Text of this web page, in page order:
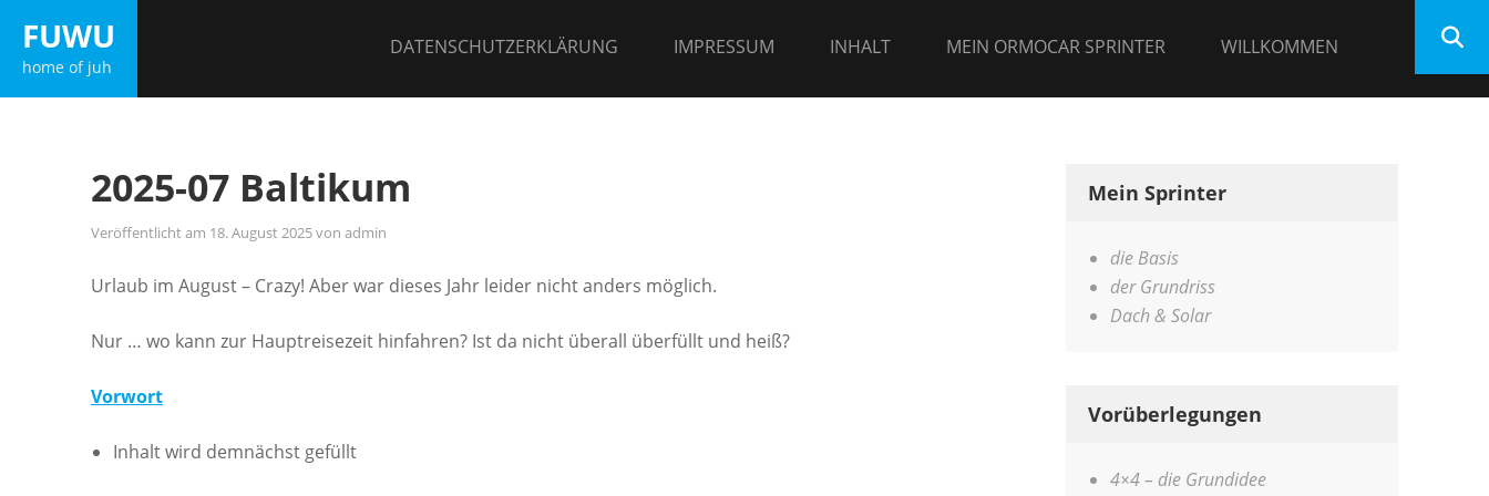
Inhalt
springen
FUWU
home of juh
DATENSCHUTZERKLÄRUNG IMPRESSUM INHALT MEIN ORMOCAR SPRINTER WILLKOMMEN
2025-07 Baltikum
Veröffentlicht am 18. August 2025von admin
Urlaub im August – Crazy! Aber war dieses Jahr leider nicht anders möglich.
Nur … wo kann zur Hauptreisezeit hinfahren? Ist da nicht überall überfüllt und heiß?
Vorwort
Inhalt wird demnächst gefüllt
Mein Sprinter
die Basis
der Grundriss
Dach & Solar
Vorüberlegungen
4×4 – die Grundidee